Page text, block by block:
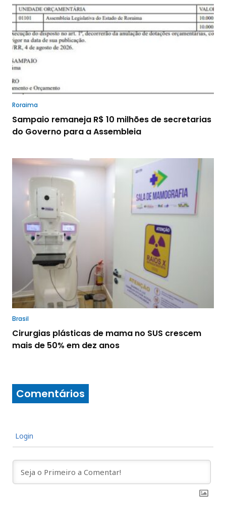
Roraima
Sampaio remaneja R$ 10 milhões de secretarias
do Governo para a Assembleia
Brasil
Cirurgias plásticas de mama no SUS crescem
mais de 50% em dez anos
Comentários
Login